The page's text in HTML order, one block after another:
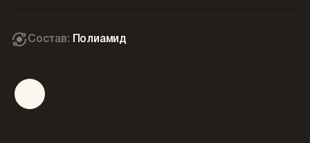
Состав: Полиамид